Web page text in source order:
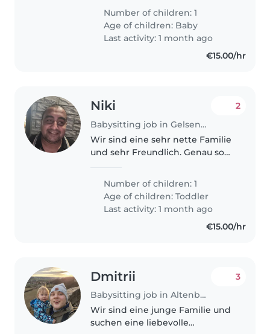
für unseren ruhigen, witzigen
und freundlichen Baby. Unser
Zuhause ist ein gemütlicher Ort,
und..
Number of children: 1
Age of children: Baby
Last activity: 1 month ago
€15.00/hr
Niki
Babysitting job in Gelsenkirchen
2
Wir sind eine sehr nette Familie
und sehr Freundlich. Genau so
Number of children: 1
Age of children:Toddler
Last activity: 1 month ago
€15.00/hr
Dmitrii
Babysitting job in Altenburg
3
Wir sind eine junge Familie und
suchen eine liebevolle